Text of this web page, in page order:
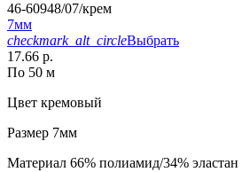
46-60948/07/крем
7мм
checkmark_alt_circleВыбрать
17.66 р.
По 50 м
Цвет кремовый
Размер 7мм
Материал 66% полиамид/34% эластан